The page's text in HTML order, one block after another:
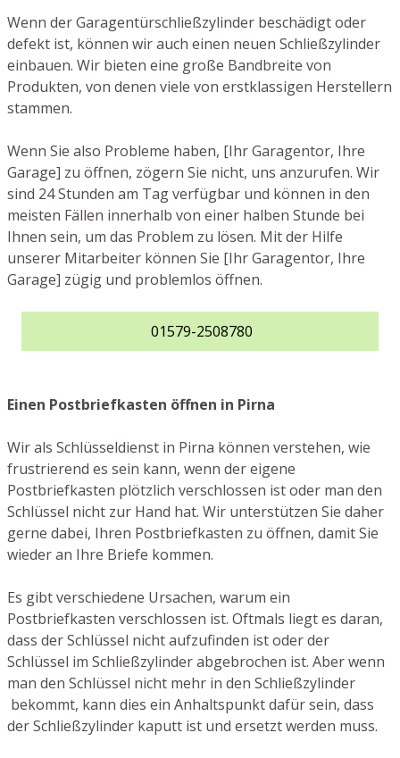
Wenn der Garagentürschließzylinder beschädigt oder
defekt ist, können wir auch einen neuen Schließzylinder
einbauen. Wir bieten eine große Bandbreite von
Produkten, von denen viele von erstklassigen Herstellern
stammen.
Wenn Sie also Probleme haben, [Ihr Garagentor, Ihre
Garage] zu öffnen, zögern Sie nicht, uns anzurufen. Wir
sind 24 Stunden am Tag verfügbar und können in den
meisten Fällen innerhalb von einer halben Stunde bei
Ihnen sein, um das Problem zu lösen. Mit der Hilfe
unserer Mitarbeiter können Sie [Ihr Garagentor, Ihre
Garage] zügig und problemlos öffnen.
01579-2508780
Einen Postbriefkasten öffnen in Pirna
Wir als Schlüsseldienst in Pirna können verstehen, wie
frustrierend es sein kann, wenn der eigene
Postbriefkasten plötzlich verschlossen ist oder man den
Schlüssel nicht zur Hand hat. Wir unterstützen Sie daher
gerne dabei, Ihren Postbriefkasten zu öffnen, damit Sie
wieder an Ihre Briefe kommen.
Es gibt verschiedene Ursachen, warum ein
Postbriefkasten verschlossen ist. Oftmals liegt es daran,
dass der Schlüssel nicht aufzufinden ist oder der
Schlüssel im Schließzylinder abgebrochen ist. Aber wenn
man den Schlüssel nicht mehr in den Schließzylinder
bekommt, kann dies ein Anhaltspunkt dafür sein, dass
der Schließzylinder kaputt ist und ersetzt werden muss.